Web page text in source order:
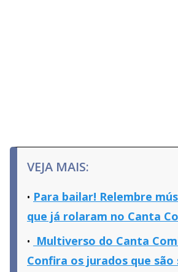
VEJA MAIS:
Para bailar! Relembre
que já rolaram no Canta
Multiverso do Canta
Confira os jurados que são